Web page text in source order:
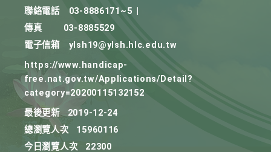
聯絡電話
03-8886171~5
傳真
03-8885529
電子信箱
ylsh19@ylsh.hlc.edu.tw
https://www.handicap-
free.nat.gov.tw/Applications/Detail?
category=20200115132152
最後更新
2019-12-24
總瀏覽人次
15960116
今日瀏覽人次
22300